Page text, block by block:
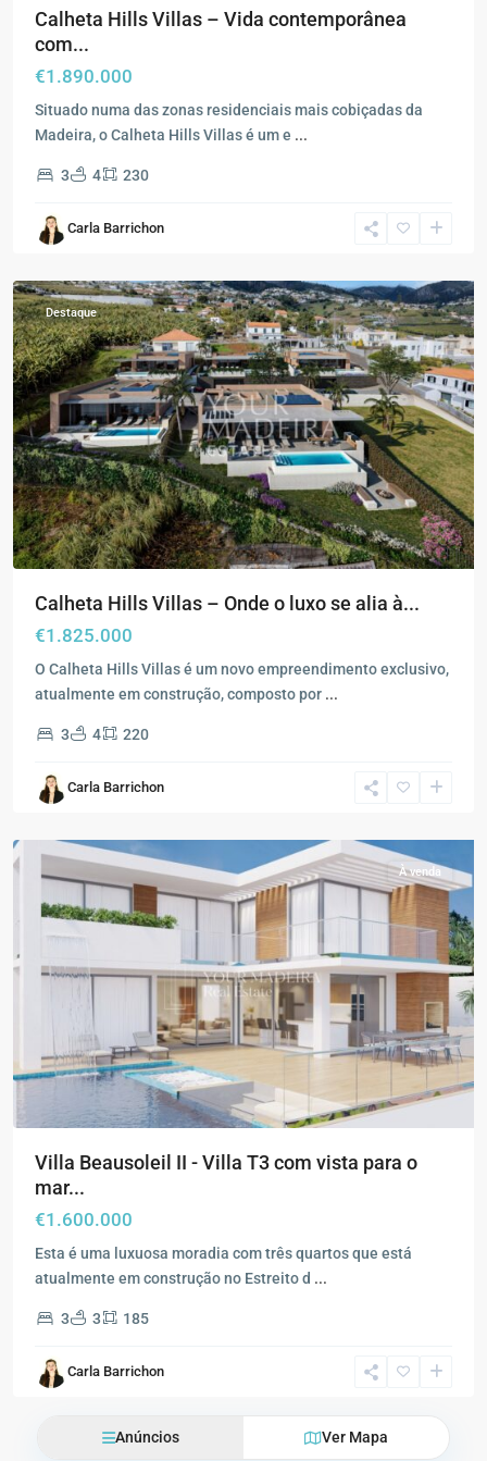
Calheta Hills Villas – Vida contemporânea
com...
€1.890.000
Situado numa das zonas residenciais mais cobiçadas da
Madeira, o Calheta Hills Villas é um e ...
3 4 230
Carla Barrichon
Estreito
da
Destaque
Calheta Hills Villas – Onde o luxo se alia à...
€1.825.000
O Calheta Hills Villas é um novo empreendimento exclusivo,
atualmente em construção, composto por ...
3 4 220
Carla Barrichon
Estreito
da
À venda
Villa Beausoleil II - Villa T3 com vista para o
mar...
€1.600.000
Esta é uma luxuosa moradia com três quartos que está
atualmente em construção no Estreito d ...
3 3 185
Carla Barrichon
Anúncios Ver Mapa